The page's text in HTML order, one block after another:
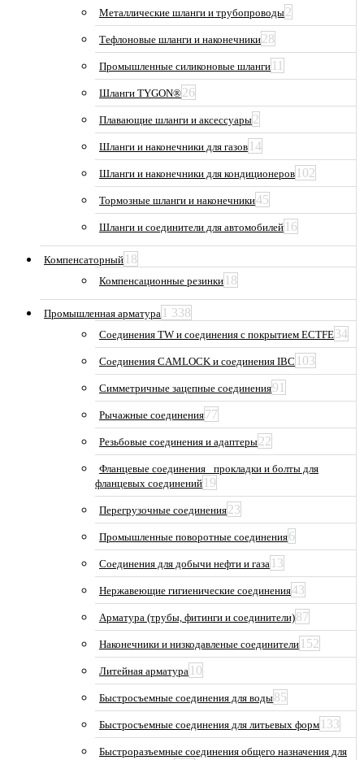
Металлические шланги и трубопроводы2
Тефлоновые шланги и наконечники28
Промышленные силиконовые шланги 11
Шланги TYGON®26
Плавающие шланги и аксессуары2
Шланги и наконечники для газов 14
Шланги и наконечники для кондиционеров 102
Тормозные шланги и наконечники45
Шланги и соединители для автомобилей 16
Компенсаторный 18
Компенсационные резинки 18
Промышленная арматура 1 338
Соединения TW и соединения с покрытием ECTFE34
Соединения CAMLOCK и соединения IBC 103
Симметричные зацепные соединения91
Рычажные соединения77
Резьбовые соединения и адаптеры22
Фланцевые соединения_ прокладки и болты для
фланцевых соединений 19
Перегрузочные соединения23
Промышленные поворотные соединения6
Соединения для добычи нефти и газа 13
Нержавеющие гигиенические соединения43
Арматура (трубы, фитинги и соединители)87
Наконечники и низкодавленые соединители 152
Литейная арматура 10
Быстросъемные соединения для воды85
Быстросъемные соединения для литьевых форм 133
Быстроразъемные соединения общего назначения для